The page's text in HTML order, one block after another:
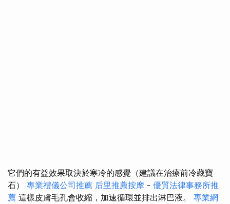
它們的有益效果取決於寒冷的感覺（建議在治療前冷藏寶
石） 專業禮儀公司推薦 后里推薦按摩 - 優質法律事務所推
薦 這樣皮膚毛孔會收縮，加速循環並排出淋巴液。 專業網